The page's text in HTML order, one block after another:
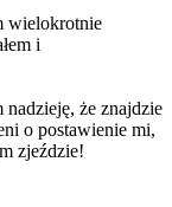
wielokrotnie
i
nadzieję, że znajdzie
o postawienie mi,
zjeździe!